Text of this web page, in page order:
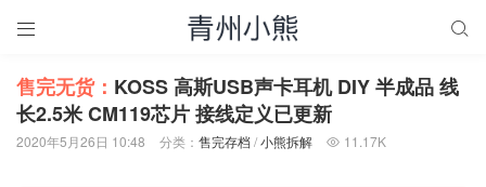
 
售完无货： KOSS 高斯USB声卡耳机 DIY 半成品 线
长2.5米 CM119芯片 接线定义已更新
2020年5月26日 10:48 分类： 售完存档/小熊拆解  11.17K